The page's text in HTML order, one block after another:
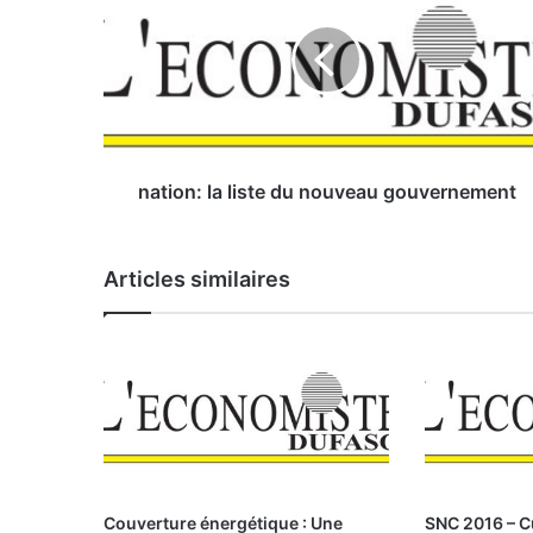
t
n
l
e
d
o
e
u
nation: la liste du nouveau gouvernement
Articles similaires
Couverture énergétique : Une
SNC 2016 –